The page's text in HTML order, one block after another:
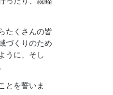
たくさんの皆
づくりのため
うに、そし
とを誓いま